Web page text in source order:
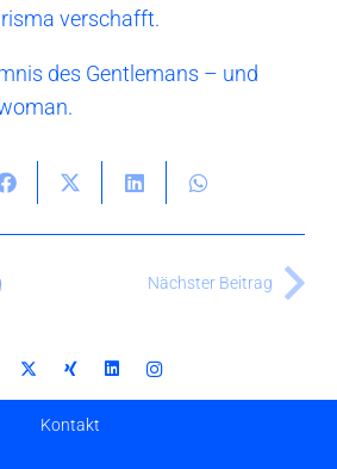
verschafft.
des Gentlemans – und
Nächster Beitrag
Kontakt